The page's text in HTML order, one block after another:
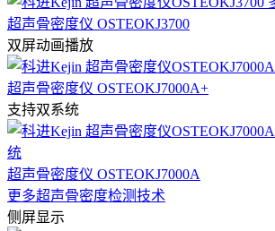
超声骨密度仪 OSTEOKJ3700
双屏动画播放
超声骨密度仪 OSTEOKJ7000A+
支持双系统
超声骨密度仪 OSTEOKJ7000A
更多超声骨密度检测技术
侧屏显示